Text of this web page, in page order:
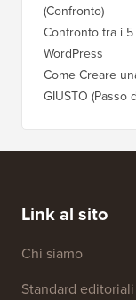
(Confronto)
Confronto tra i
WordPress
Come Creare
GIUSTO (Passo
Link al sito
Chi siamo
Standard editoriali